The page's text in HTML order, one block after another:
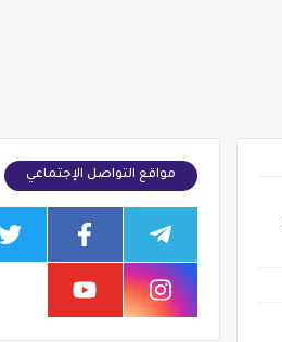
مواقع التواصل الإجتماعي